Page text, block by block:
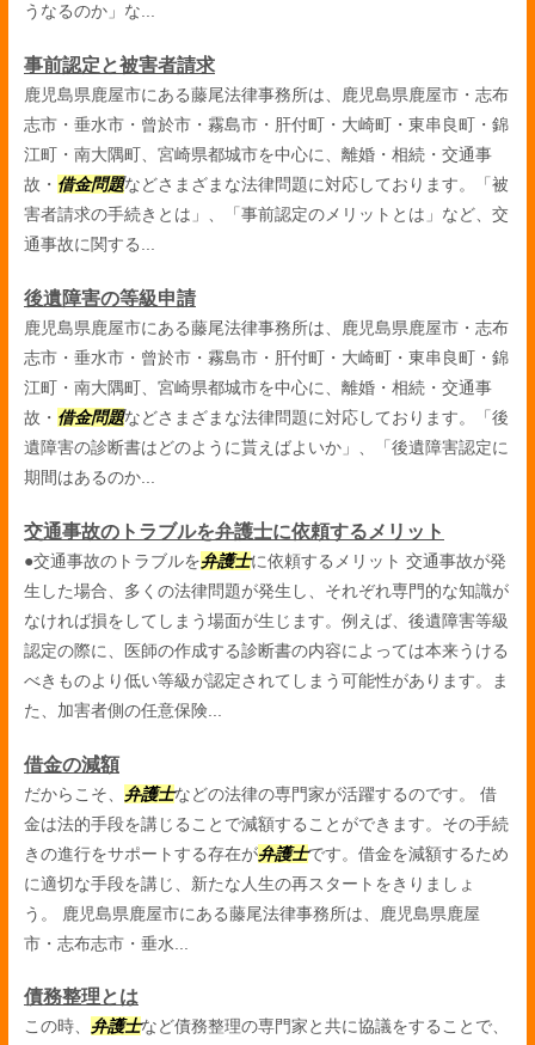
うなるのか」な...
事前認定と被害者請求
鹿児島県鹿屋市にある藤尾法律事務所は、鹿児島県鹿屋市・志布
志市・垂水市・曾於市・霧島市・肝付町・大崎町・東串良町・錦
江町・南大隅町、宮崎県都城市を中心に、離婚・相続・交通事
故・ 借金問題などさまざまな法律問題に対応しております。「被
害者請求の手続きとは」、「事前認定のメリットとは」など、交
通事故に関する...
後遺障害の等級申請
鹿児島県鹿屋市にある藤尾法律事務所は、鹿児島県鹿屋市・志布
志市・垂水市・曾於市・霧島市・肝付町・大崎町・東串良町・錦
江町・南大隅町、宮崎県都城市を中心に、離婚・相続・交通事
故・ 借金問題などさまざまな法律問題に対応しております。「後
遺障害の診断書はどのように貰えばよいか」、「後遺障害認定に
期間はあるのか...
交通事故のトラブルを弁護士に依頼するメリット
●交通事故のトラブルを弁護士に依頼するメリット 交通事故が発
生した場合、多くの法律問題が発生し、それぞれ専門的な知識が
なければ損をしてしまう場面が生じます。例えば、後遺障害等級
認定の際に、医師の作成する診断書の内容によっては本来うける
べきものより低い等級が認定されてしまう可能性があります。ま
た、加害者側の任意保険...
借金の減額
だからこそ、 弁護士などの法律の専門家が活躍するのです。 借
金は法的手段を講じることで減額することができます。その手続
きの進行をサポートする存在が弁護士です。借金を減額するため
に適切な手段を講じ、新たな人生の再スタートをきりましょ
う。 鹿児島県鹿屋市にある藤尾法律事務所は、鹿児島県鹿屋
市・志布志市・垂水...
債務整理とは
この時、 弁護士など債務整理の専門家と共に協議をすることで、